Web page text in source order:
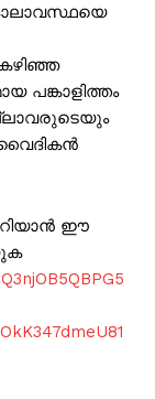
പങ്കാളിത്തം
വൈദികന്‍
ഈ